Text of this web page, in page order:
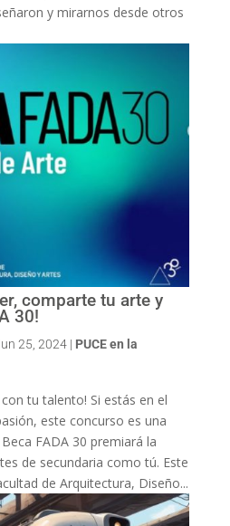
y mirarnos desde otros
comparte tu arte y
30!
25, 2024| PUCE en la
tu talento! Si estás en el
este concurso es una
FADA 30 premiará la
de secundaria como tú. Este
de Arquitectura, Diseño...